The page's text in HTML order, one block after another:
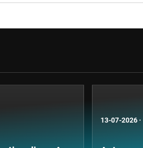
13-07-2026 ·